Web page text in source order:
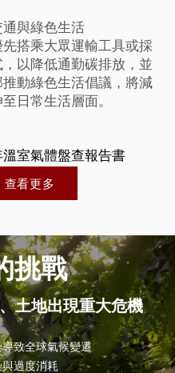
與綠色生活
搭乘大眾運輸工具或採
以降低通勤碳排放，並
動綠色生活倡議，將減
日常生活層面。
溫室氣體盤查報告書
查看更多
挑戰
土地出現重大危機
致全球氣候變遷
過度消耗